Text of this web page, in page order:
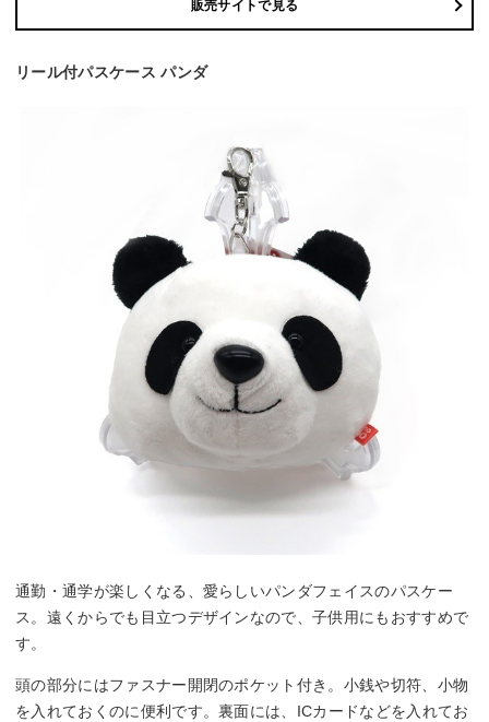
販売サイトで見る
リール付パスケース パンダ
通勤・通学が楽しくなる、愛らしいパンダフェイスのパスケー
ス。遠くからでも目立つデザインなので、子供用にもおすすめで
す。
頭の部分にはファスナー開閉のポケット付き。小銭や切符、小物
を入れておくのに便利です。裏面には、ICカードなどを入れてお